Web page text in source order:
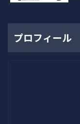
プロフィール